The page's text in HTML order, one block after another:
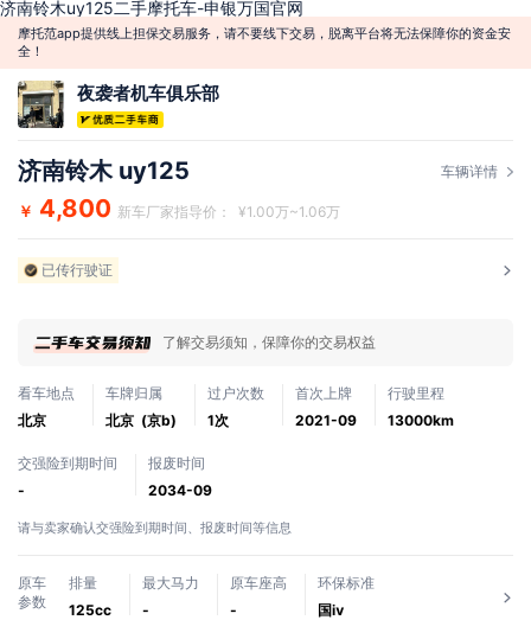
济南铃木uy125二手摩托车-申银万国官网
摩托范app提供线上担保交易服务，请不要线下交易，脱离平台将无法保障你的资金安
全！
夜袭者机车俱乐部
济南铃木 uy125 车辆详情
￥ 4,800 新车厂家指导价： ¥1.00万~1.06万
已传行驶证
了解交易须知，保障你的交易权益
看车地点
北京
车牌归属
北京 (京b)
过户次数
1次
首次上牌
2021-09
行驶里程
13000km
交强险到期时间
-
报废时间
2034-09
请与卖家确认交强险到期时间、报废时间等信息
原车
参数
排量
125cc
最大马力
-
原车座高
-
环保标准
国ⅳ